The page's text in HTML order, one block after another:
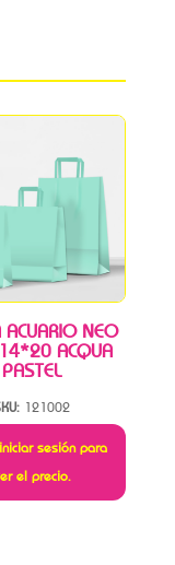
ACUARIO NEO
ACQUA
PASTEL
121002
sesión para
el precio.